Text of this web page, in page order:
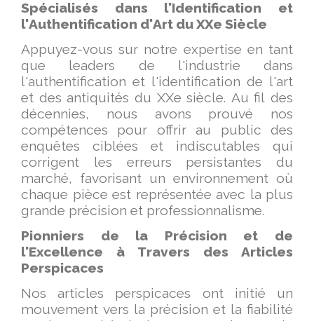
Spécialisés dans l'Identification et
l'Authentification d'Art du XXe Siècle
Appuyez-vous sur notre expertise en tant
que leaders de l'industrie dans
l'authentification et l'identification de l'art
et des antiquités du XXe siècle. Au fil des
décennies, nous avons prouvé nos
compétences pour offrir au public des
enquêtes ciblées et indiscutables qui
corrigent les erreurs persistantes du
marché, favorisant un environnement où
chaque pièce est représentée avec la plus
grande précision et professionnalisme.
Pionniers de la Précision et de
l'Excellence à Travers des Articles
Perspicaces
Nos articles perspicaces ont initié un
mouvement vers la précision et la fiabilité